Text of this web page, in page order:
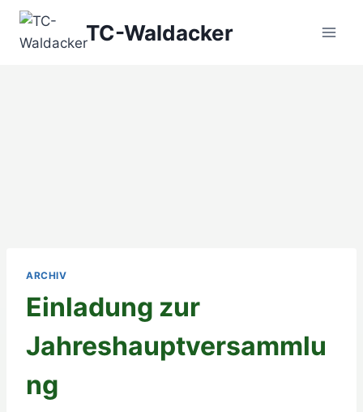
Zum
springen
TC-Waldacker
ARCHIV
Einladung zur
Jahreshauptversammlu
ng